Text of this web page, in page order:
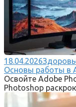
18.04.2026
Основы работы в
Освойте Adobe
Photoshop